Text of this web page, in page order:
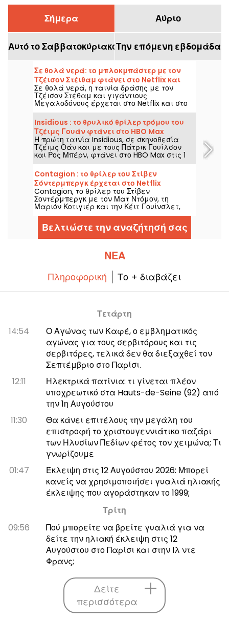
Σήμερα Αύριο
Αυτό το ΣαββατοκύριακοΤην επόμενη εβδομάδα
Σε θολά νερά: το μπλοκμπάστερ με τον
Τζέισον Στέιθαμ φτάνει στο Netflix και
στο HBO Max
Σε θολά νερά, η ταινία δράσης με τον
Τζέισον Στέθαμ και γιγάντιους
Μεγαλοδόνους έρχεται στο Netflix και στο
HBO Max στις 2 Αυγούστου 2026.
Insidious : το θρυλικό θρίλερ τρόμου του
Τζέιμς Γουάν φτάνει στο HBO Max
Η πρώτη ταινία Insidious, σε σκηνοθεσία
Τζέιμς Οάν και με τους Πάτρικ Γουίλσον
και Ρος Μπέρν, φτάνει στο HBO Max στις 1
Αυγούστου 2026.
Contagion : το θρίλερ του Στίβεν
Σόντερμπεργκ έρχεται στο Netflix
Contagion, το θρίλερ του Στίβεν
Σοντέρμπεργκ με τον Ματ Ντόμον, τη
Μαριόν Κοτιγιέρ και την Κέιτ Γουίνσλετ,
φτάνει στο Netflix στις 6 Αυγούστου 2026.
Βελτιώστε την αναζήτησή σας
ΝΈΑ
Πληροφορική Το + διαβάζει
Τετάρτη
14:54
Ο Αγώνας των Καφέ, ο εμβληματικός
αγώνας για τους σερβιτόρους και τις
σερβιτόρες, τελικά δεν θα διεξαχθεί τον
Σεπτέμβριο στο Παρίσι.
12:11
Ηλεκτρικά πατίνια: τι γίνεται πλέον
υποχρεωτικό στα Hauts-de-Seine (92) από
την 1η Αυγούστου
11:30
Θα κάνει επιτέλους την μεγάλη του
επιστροφή το χριστουγεννιάτικο παζάρι
των Ηλυσίων Πεδίων φέτος τον χειμώνα; Τι
γνωρίζουμε
01:47
Έκλειψη στις 12 Αυγούστου 2026: Μπορεί
κανείς να χρησιμοποιήσει γυαλιά ηλιακής
έκλειψης που αγοράστηκαν το 1999;
Τρίτη
09:56
Πού μπορείτε να βρείτε γυαλιά για να
δείτε την ηλιακή έκλειψη στις 12
Αυγούστου στο Παρίσι και στην Ιλ ντε
Φρανς;
Δείτε
περισσότερα